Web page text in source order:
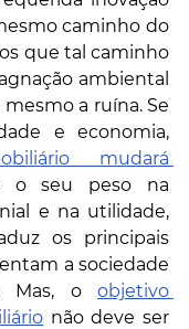
caminho do
que tal caminho
ambiental
a ruína. Se
e economia,
mudará
o seu peso na
e na utilidade,
os principais
a sociedade
Mas, o objetivo
não deve ser